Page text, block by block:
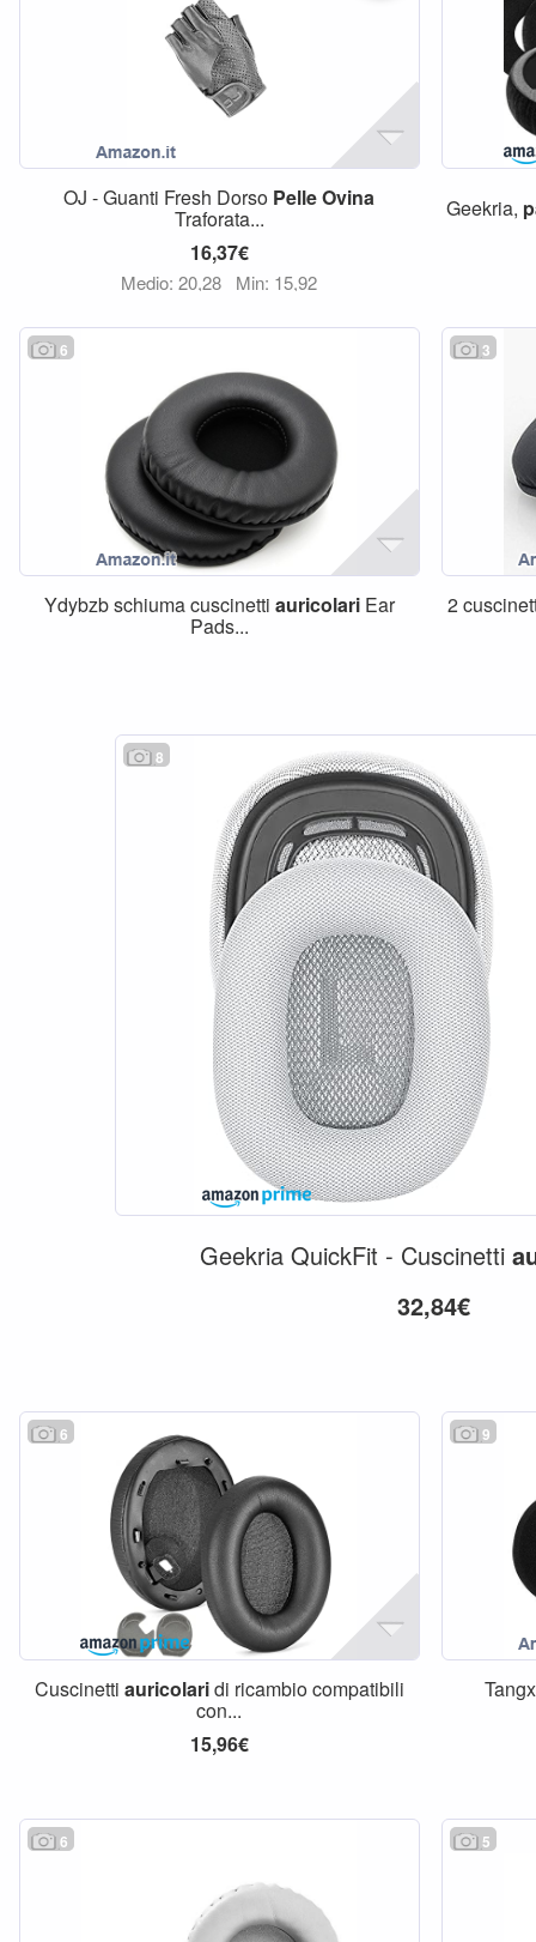
OJ - Guanti Fresh Dorso PelleOvina
Traforata...
16,37€
Medio: 20,28 Min: 15,92
Geekria,
6
Ydybzb schiuma cuscinetti auricolariEar
Pads...
3
2
8
Geekria QuickFit - Cuscinetti
32,84€
6
Cuscinetti auricolaridi ricambio compatibili
con...
15,96€
9
6 5